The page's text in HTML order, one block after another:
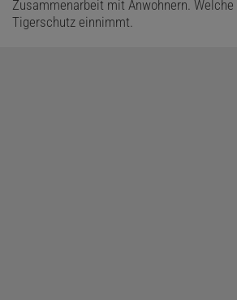
Zusammenarbeit mit Anwohnern.
Tigerschutz einnimmt.